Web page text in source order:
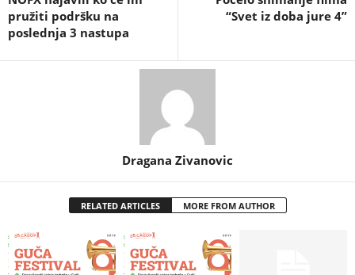
pružiti podršku na
poslednja 3 nastupa
“Svet iz doba jure 4”
Dragana Zivanovic
RELATED ARTICLES MORE FROM AUTHOR